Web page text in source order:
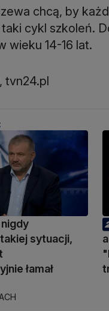
chcą, by
taki cykl szkoleń.
wieku 14-16 lat.
tvn24.pl
sytuacji,
łamał